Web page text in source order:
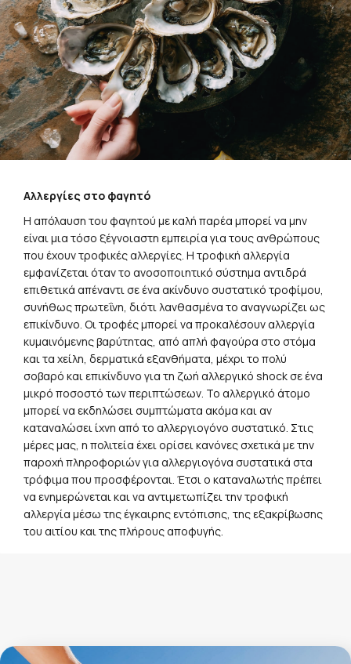
Αλλεργίες στο φαγητό
είναι μια τόσο ξέγνοιαστη εμπειρία για τους ανθρώπους
εμφανίζεται όταν το ανοσοποιητικό σύστημα αντιδρά
επιθετικά απέναντι σε ένα ακίνδυνο συστατικό τροφίμου,
συνήθως πρωτεΐνη, διότι λανθασμένα το αναγνωρίζει ως
επικίνδυνο. Οι τροφές μπορεί να προκαλέσουν αλλεργία
κυμαινόμενης βαρύτητας, από απλή φαγούρα στο στόμα
και τα χείλη, δερματικά εξανθήματα, μέχρι το πολύ
σοβαρό και επικίνδυνο για τη ζωή αλλεργικό shock σε ένα
μικρό ποσοστό των περιπτώσεων. Το αλλεργικό άτομο
μπορεί να εκδηλώσει συμπτώματα ακόμα και αν
καταναλώσει ίχνη από το αλλεργιογόνο συστατικό. Στις
μέρες μας, η πολιτεία έχει ορίσει κανόνες σχετικά με την
παροχή πληροφοριών για αλλεργιογόνα συστατικά στα
τρόφιμα που προσφέρονται. Έτσι ο καταναλωτής πρέπει
να ενημερώνεται και να αντιμετωπίζει την τροφική
αλλεργία μέσω της έγκαιρης εντόπισης, της εξακρίβωσης
του αιτίου και της πλήρους αποφυγής.